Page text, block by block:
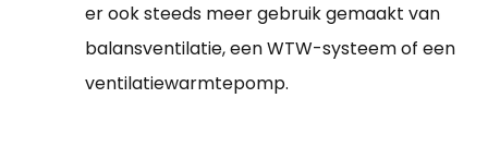
er ook steeds meer gebruik gemaakt van
balansventilatie, een WTW-systeem of een
ventilatiewarmtepomp.